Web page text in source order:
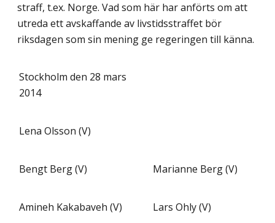
straff, t.ex. Norge. Vad som här har anförts om att
utreda ett avskaffande av livstidsstraffet bör
riksdagen som sin mening ge regeringen till känna.
Stockholm den 28 mars
2014
Lena Olsson (V)
Bengt Berg (V) Marianne Berg (V)
Amineh Kakabaveh (V) Lars Ohly (V)